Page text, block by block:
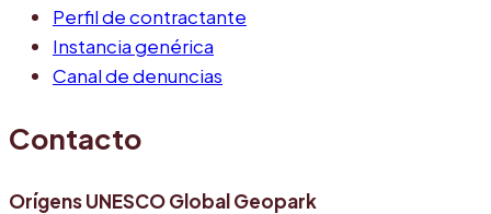
Perfil de contractante
Instancia genérica
Canal de denuncias
Contacto
Orígens UNESCO Global Geopark